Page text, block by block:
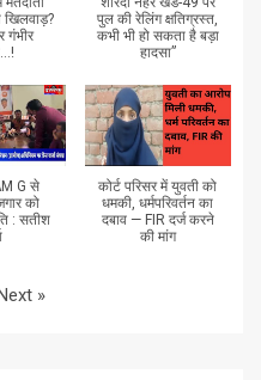
खिलवाड़?
गंभीर
पुल की रेलिंग क्षतिग्रस्त,
कभी भी हो सकता है बड़ा
हादसा”
G से
को
: सतीश
कोर्ट परिसर में युवती को
धमकी, धर्मपरिवर्तन का
दबाव — FIR दर्ज करने
की मांग
Next »